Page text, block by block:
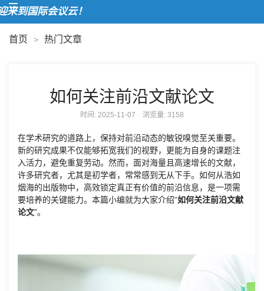
到国际会议云！
首页 > 热门文章
如何关注前沿文献论文
时间: 2025-11-07 浏览量: 3158
在学术研究的道路上，保持对前沿动态的敏锐嗅觉至关重要。
新的研究成果不仅能够拓宽我们的视野，更能为自身的课题注
入活力，避免重复劳动。然而，面对海量且高速增长的文献，
许多研究者，尤其是初学者，常常感到无从下手。如何从浩如
烟海的出版物中，高效锁定真正有价值的前沿信息，是一项需
要培养的关键能力。本篇小编就为大家介绍“如何关注前沿文献
论文”。